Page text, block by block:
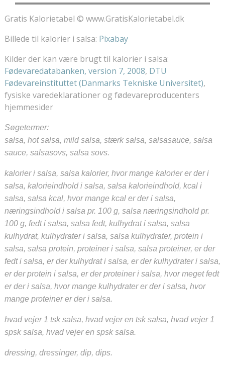
Gratis Kalorietabel © www.GratisKalorietabel.dk
Billede til kalorier i salsa: Pixabay
Kilder der kan være brugt til kalorier i salsa:
Fødevaredatabanken, version 7, 2008, DTU
Fødevareinstituttet (Danmarks Tekniske Universitet),
fysiske varedeklarationer og fødevareproducenters
hjemmesider
Søgetermer:
salsa, hot salsa, mild salsa, stærk salsa, salsasauce, salsa
sauce, salsasovs, salsa sovs.
kalorier i salsa, salsa kalorier, hvor mange kalorier er der i
salsa, kalorieindhold i salsa, salsa kalorieindhold, kcal i
salsa, salsa kcal, hvor mange kcal er der i salsa,
næringsindhold i salsa pr. 100 g, salsa næringsindhold pr.
100 g, fedt i salsa, salsa fedt, kulhydrat i salsa, salsa
kulhydrat, kulhydrater i salsa, salsa kulhydrater, protein i
salsa, salsa protein, proteiner i salsa, salsa proteiner, er der
fedt i salsa, er der kulhydrat i salsa, er der kulhydrater i salsa,
er der protein i salsa, er der proteiner i salsa, hvor meget fedt
er der i salsa, hvor mange kulhydrater er der i salsa, hvor
mange proteiner er der i salsa.
hvad vejer 1 tsk salsa, hvad vejer en tsk salsa, hvad vejer 1
spsk salsa, hvad vejer en spsk salsa.
dressing, dressinger, dip, dips.